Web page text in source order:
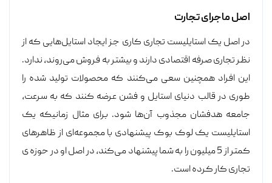
اصل ماجرای تجارت
در اصل یک استایلیست تجاری کاری جز ایجاد استایل‌هایی که از
نظر تجاری صرفه اقتصادی دارند و بیشتر به فروش می‌روند، ندارد.
این افراد همچنین سعی می‌کنند که محصولات تولید شده را
طوری در قالب دنیای استایل و فشن عرضه کنند که به سرعت،
جامعه هدفشان مجذوب آن‌ها شود. برای مثال زمانیکه یک
استایلیست یک لوک بوک پیشنهادی با مجموعه‌ای از ظاهرهای
کمتر از 5 میلیون را به شما پیشنهاد می‌کند، در اصل او در حوزه ی
تجاری کار کرده است.